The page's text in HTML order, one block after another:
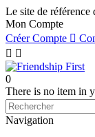
Le site de référence
Mon Compte
Créer Compte 
 
0
There is no item in
Navigation